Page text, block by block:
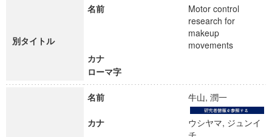
別タイトル
名前
Motor control
research for
makeup
movements
カナ
ローマ字
名前 牛山, 潤一
カナ
ウシヤマ, ジュンイ
チ